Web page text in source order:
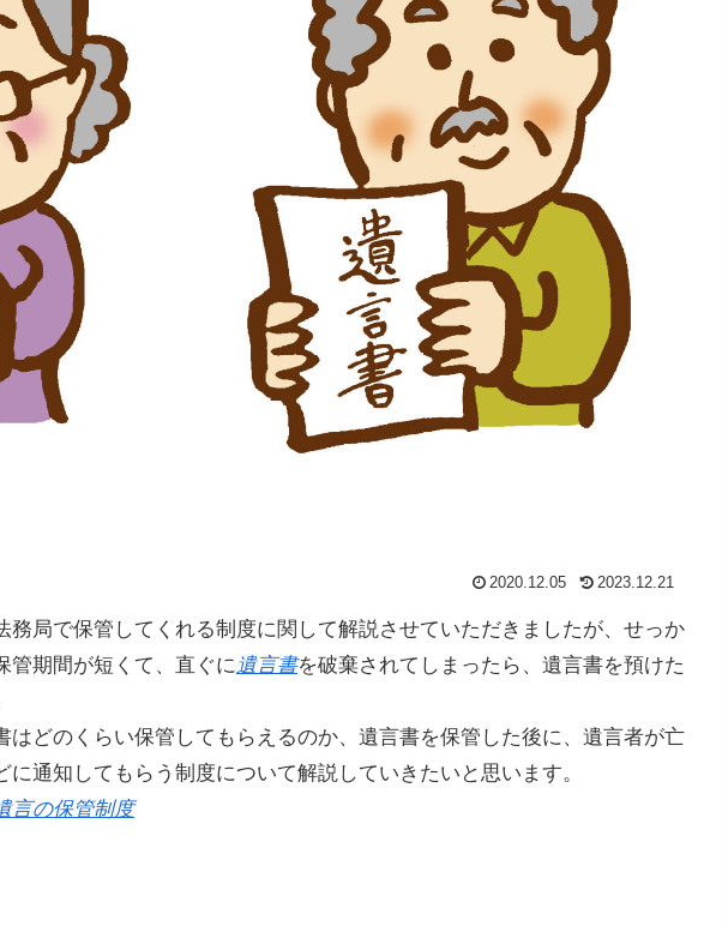
2020.12.05 2023.12.21
務局で保管してくれる制度に関して解説させていただきましたが、せっか
管期間が短くて、直ぐに 遺言書を破棄されてしまったら、遺言書を預けた
はどのくらい保管してもらえるのか、遺言書を保管した後に、遺言者が亡
に通知してもらう制度について解説していきたいと思います。
言の保管制度